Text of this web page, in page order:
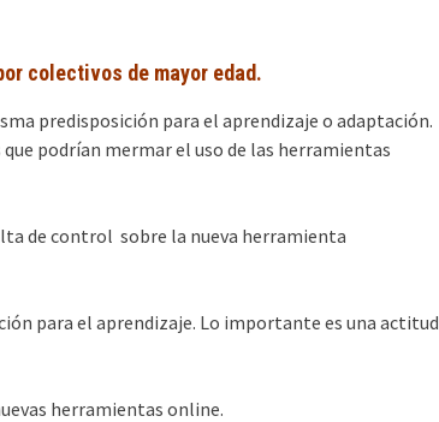
colectivos de mayor edad.
predisposición para el aprendizaje o adaptación.
podrían mermar el uso de las herramientas
de control sobre la nueva herramienta
para el aprendizaje. Lo importante es una actitud
herramientas online.